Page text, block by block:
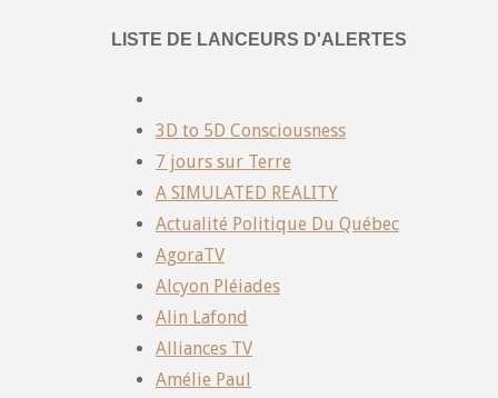
LISTE DE LANCEURS D'ALERTES
3D to 5D Consciousness
7 jours sur Terre
A SIMULATED REALITY
Actualité Politique Du Québec
AgoraTV
Alcyon Pléiades
Alin Lafond
Alliances TV
Amélie Paul